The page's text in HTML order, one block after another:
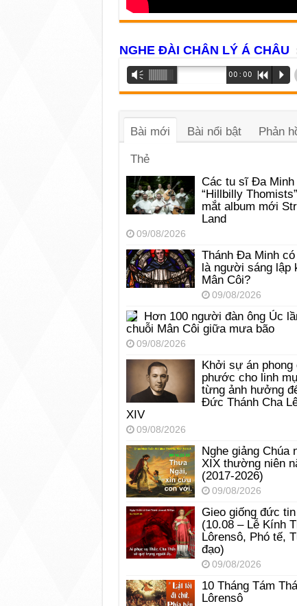
NGHE ĐÀI CHÂN LÝ Á CHÂU
Trình
phát
âm
Vm 00:00 R P
Bài mới Bài nổi bật Phản
Thẻ
Các tu sĩ Đa Minh
“Hillbilly
mắt album mới
Land
09/08/2026
Thánh Đa Minh có
là người sáng lập
Mân Côi?
09/08/2026
Hơn 100 người đàn ông Úc
chuỗi Mân Côi giữa mưa bão
09/08/2026
Khởi sự án phong
phước cho linh
từng ảnh hưởng
Đức Thánh Cha
XIV
09/08/2026
Nghe giảng Chúa
XIX thường niên
(2017-2026)
09/08/2026
Gieo giống đức tin
(10.08 – Lễ Kính
Lôrensô, Phó tế,
đạo)
09/08/2026
10 Tháng Tám
Lôrensô